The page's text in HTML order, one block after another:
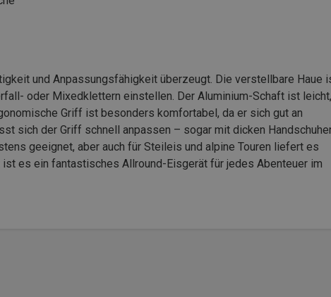
und Anpassungsfähigkeit überzeugt. Die verstellbare Haue
oder Mixedklettern einstellen. Der Aluminium-Schaft ist leicht,
Griff ist besonders komfortabel, da er sich gut an
sich der Griff schnell anpassen – sogar mit dicken
geeignet, aber auch für Steileis und alpine Touren liefert es
es ein fantastisches Allround-Eisgerät für jedes Abenteuer im